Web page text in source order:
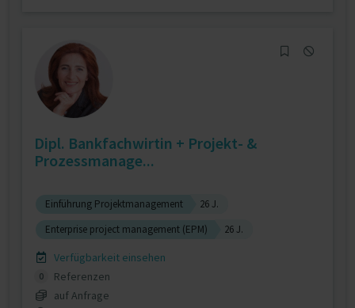
Dipl. Bankfachwirtin + Projekt- &
Prozessmanage...
Einführung Projektmanagement
26 J.
Enterprise project management (EPM)
26 J.
Verfügbarkeit einsehen
0
Referenzen
auf Anfrage